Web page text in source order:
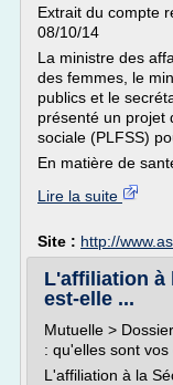
Extrait du compte
08/10/14
La ministre des
des femmes, le
publics et le
présenté un projet
sociale (PLFSS)
En matière de
Lire la suite
Site : http://
L'affiliation à
est-elle ...
Mutuelle >
: qu'elles sont
L'affiliation à la